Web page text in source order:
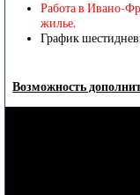
Работа в Ивано-
жилье.
График
Возможность